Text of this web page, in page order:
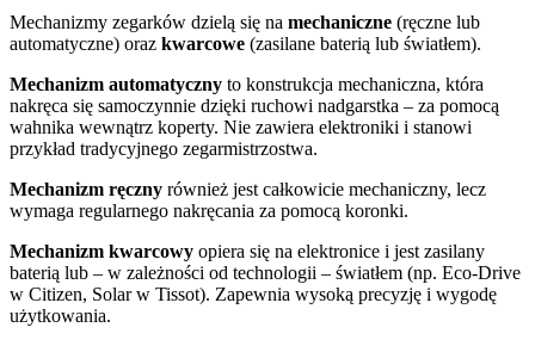
Mechanizmy zegarków dzielą się na mechaniczne (ręczne lub
automatyczne) oraz kwarcowe (zasilane baterią lub światłem).
Mechanizm automatyczny to konstrukcja mechaniczna, która
nakręca się samoczynnie dzięki ruchowi nadgarstka – za pomocą
wahnika wewnątrz koperty. Nie zawiera elektroniki i stanowi
przykład tradycyjnego zegarmistrzostwa.
Mechanizm ręczny również jest całkowicie mechaniczny, lecz
wymaga regularnego nakręcania za pomocą koronki.
Mechanizm kwarcowy opiera się na elektronice i jest zasilany
baterią lub – w zależności od technologii – światłem (np. Eco-Drive
w Citizen, Solar w Tissot). Zapewnia wysoką precyzję i wygodę
użytkowania.